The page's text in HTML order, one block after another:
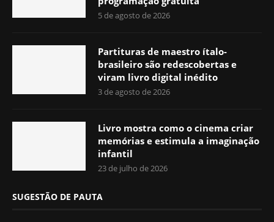
5 de agosto de 2026
Partituras de maestro ítalo-
brasileiro são redescobertas e
viram livro digital inédito
3 de agosto de 2026
Livro mostra como o cinema criar
memórias e estimula a imaginação
infantil
23 de julho de 2026
SUGESTÃO DE PAUTA